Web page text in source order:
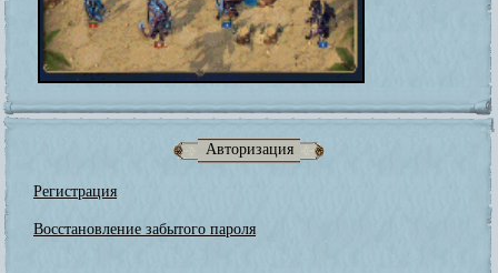
Авторизация
Регистрация
Восстановление забытого пароля